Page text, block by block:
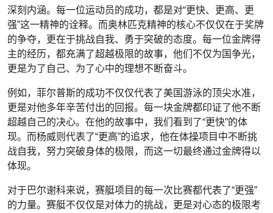
深刻内涵。每一位运动员的成功，都是对“更快、更高、更
强”这一精神的诠释。而奥林匹克精神的核心不仅仅在于奖牌
的争夺，更在于挑战自我、勇于突破的态度。每一位金牌得
主的经历，都充满了超越极限的故事，他们不仅为国争光，
更是为了自己、为了心中的理想不断奋斗。
例如，菲尔普斯的成功不仅仅代表了美国游泳的顶尖水准，
更是对他多年辛苦付出的回报。每一块金牌都印证了他不断
超越自己的决心。在他的故事中，我们看到了“更快”的体
现。而杨威则代表了“更高”的追求，他在体操项目中不断挑
战自我，努力突破身体的极限，而这一切最终通过金牌得以
体现。
对于巴尔谢科来说，赛艇项目的每一次比赛都代表了“更强”
的力量。赛艇不仅仅是对体力的挑战，更是对心态的极限考